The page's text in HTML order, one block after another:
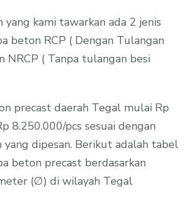
yang kami tawarkan ada 2 jenis
beton RCP ( Dengan Tulangan
NRCP ( Tanpa tulangan besi
precast daerah Tegal mulai Rp
8.250.000/pcs sesuai dengan
yang dipesan. Berikut adalah tabel
beton precast berdasarkan
(∅) di wilayah Tegal